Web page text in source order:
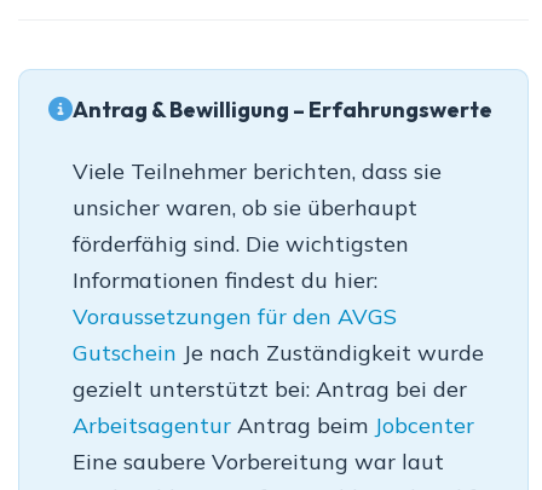
Antrag & Bewilligung – Erfahrungswerte
Viele Teilnehmer berichten, dass sie
unsicher waren, ob sie überhaupt
förderfähig sind. Die wichtigsten
Informationen findest du hier:
Voraussetzungen für den AVGS
Gutschein Je nach Zuständigkeit wurde
gezielt unterstützt bei: Antrag bei der
Arbeitsagentur Antrag beim Jobcenter
Eine saubere Vorbereitung war laut